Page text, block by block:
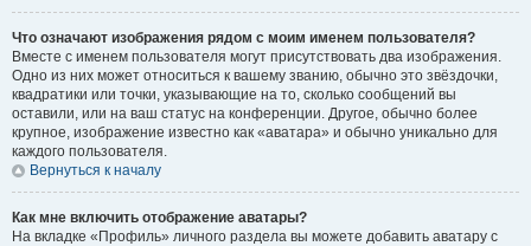
Что означают изображения рядом с моим именем пользователя?
Вместе с именем пользователя могут присутствовать два изображения.
Одно из них может относиться к вашему званию, обычно это звёздочки,
квадратики или точки, указывающие на то, сколько сообщений вы
оставили, или на ваш статус на конференции. Другое, обычно более
крупное, изображение известно как «аватара» и обычно уникально для
каждого пользователя.
Вернуться к началу
Как мне включить отображение аватары?
На вкладке «Профиль» личного раздела вы можете добавить аватару с